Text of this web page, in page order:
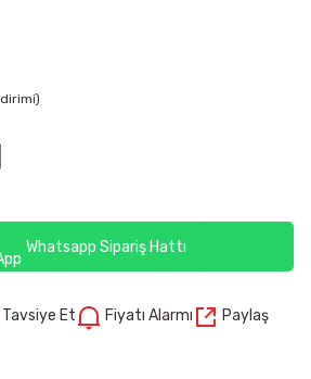
Whatsapp Sipariş Hattı
Tavsiye Et Fiyatı Alarmı Paylaş